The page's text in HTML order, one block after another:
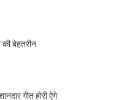
की बेहतरीन
गीत होरी ऐगे